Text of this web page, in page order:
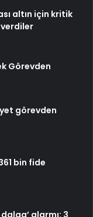
altın için kritik
Görevden
görevden
bin fide
alarmı: 3